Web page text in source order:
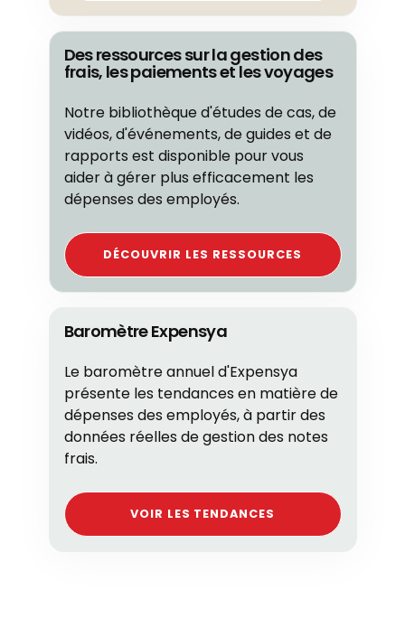
Des ressources sur la gestion des
frais, les paiements et les voyages
Notre bibliothèque d'études de cas, de
vidéos, d'événements, de guides et de
rapports est disponible pour vous
aider à gérer plus efficacement les
dépenses des employés.
DÉCOUVRIR LES RESSOURCES
Baromètre Expensya
Le baromètre annuel d'Expensya
présente les tendances en matière de
dépenses des employés, à partir des
données réelles de gestion des notes
frais.
VOIR LES TENDANCES